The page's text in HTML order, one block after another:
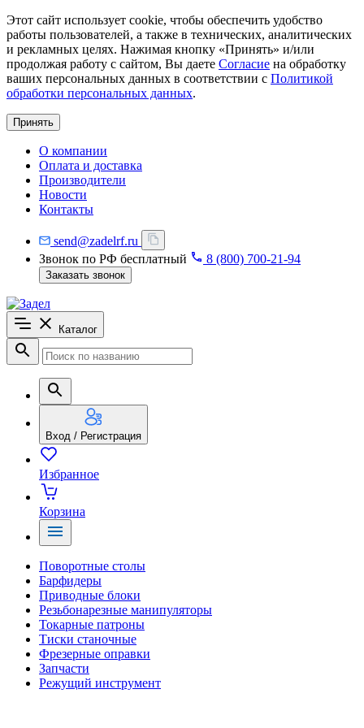
Этот сайт использует cookie, чтобы обеспечить удобство
работы пользователей, а также в технических, аналитических
и рекламных целях. Нажимая кнопку «Принять» и/или
продолжая работу с сайтом, Вы даете Согласие на обработку
ваших персональных данных в соответствии с Политикой
обработки персональных данных.
Принять
О компании
Оплата и доставка
Производители
Новости
Контакты
send@zadelrf.ru
Звонок по РФ бесплатный
8 (800) 700-21-94
Заказать звонок
Каталог
Вход / Регистрация
Избранное
Корзина
Поворотные столы
Барфидеры
Приводные блоки
Резьбонарезные манипуляторы
Токарные патроны
Тиски станочные
Фрезерные оправки
Запчасти
Режущий инструмент